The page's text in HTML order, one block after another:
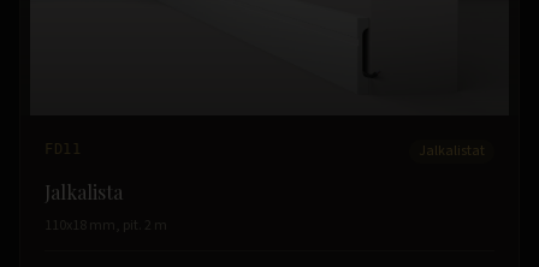
FD11 Jalkalistat
Jalkalista
110x18 mm, pit. 2 m